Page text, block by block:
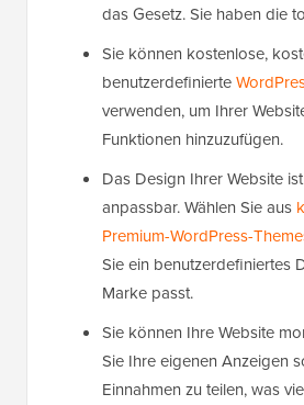
das Gesetz. Sie haben die
Sie können kostenlose,
benutzerdefinierte
verwenden, um Ihrer
Funktionen hinzuzufügen.
Das Design Ihrer Website
anpassbar. Wählen Sie aus
Premium-WordPress-
Sie ein benutzerdefiniertes
Marke passt.
Sie können Ihre Website
Sie Ihre eigenen Anzeigen
Einnahmen zu teilen, was